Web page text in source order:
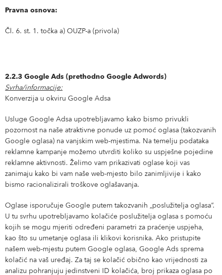
Pravna osnova:
Čl. 6. st. 1. točka a) OUZP-a (privola)
2.2.3 Google Ads (prethodno Google Adwords)
Svrha/informacije:
Konverzija u okviru Google Adsa
Usluge Google Adsa upotrebljavamo kako bismo privukli
pozornost na naše atraktivne ponude uz pomoć oglasa (takozvanih
Google oglasa) na vanjskim web-mjestima. Na temelju podataka
reklamne kampanje možemo utvrditi koliko su uspješne pojedine
reklamne aktivnosti. Želimo vam prikazivati oglase koji vas
zanimaju kako bi vam naše web-mjesto bilo zanimljivije i kako
bismo racionalizirali troškove oglašavanja.
Oglase isporučuje Google putem takozvanih „poslužitelja oglasa”.
U tu svrhu upotrebljavamo kolačiće poslužitelja oglasa s pomoću
kojih se mogu mjeriti određeni parametri za praćenje uspjeha,
kao što su umetanje oglasa ili klikovi korisnika. Ako pristupite
našem web-mjestu putem Google oglasa, Google Ads sprema
kolačić na vaš uređaj. Za taj se kolačić obično kao vrijednosti za
analizu pohranjuju jedinstveni ID kolačića, broj prikaza oglasa po